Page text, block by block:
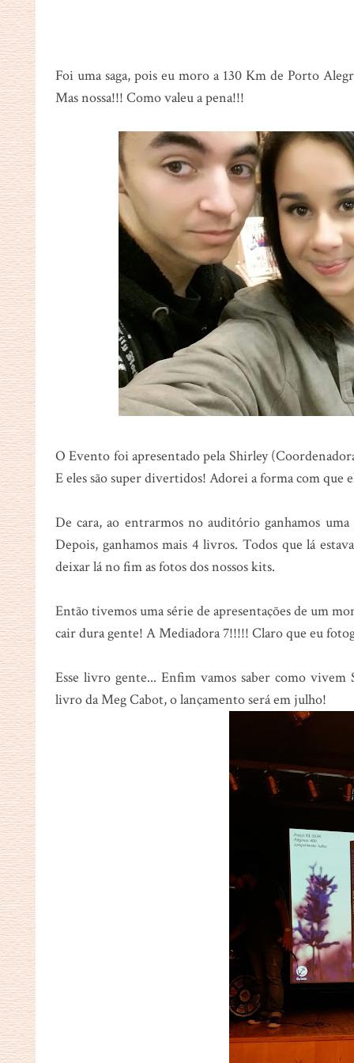
Foi uma saga, pois eu moro a 130 Km de Porto
Mas nossa!!! Como valeu a pena!!!
O Evento foi apresentado pela Shirley
E eles são super divertidos! Adorei a forma com que
De cara, ao entrarmos no auditório ganhamos
Depois, ganhamos mais 4 livros. Todos que lá
deixar lá no fim as fotos dos nossos kits.
Então tivemos uma série de apresentações de um
cair dura gente! A Mediadora 7!!!!! Claro que eu
Esse livro gente... Enfim vamos saber como vivem
livro da Meg Cabot, o lançamento será em julho!